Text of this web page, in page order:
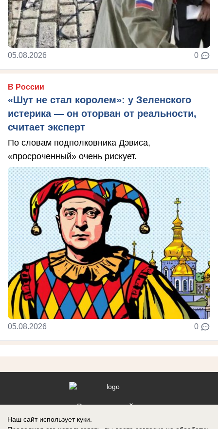
05.08.2026 0
В России
«Шут не стал королем»: у Зеленского
истерика — он оторван от реальности,
считает эксперт
По словам подполковника Дэвиса,
«просроченный» очень рискует.
05.08.2026 0
Реклама на сайте
Наш сайт использует куки.